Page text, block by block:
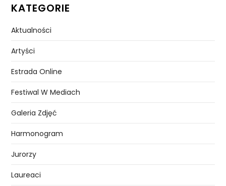
KATEGORIE
Aktualności
Artyści
Estrada Online
Festiwal W Mediach
Galeria Zdjęć
Harmonogram
Jurorzy
Laureaci